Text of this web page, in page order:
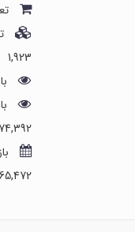
1,923
74,392